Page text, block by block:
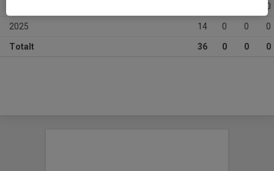
0
2025 14 0 0 0
Totalt 36 0 0 0